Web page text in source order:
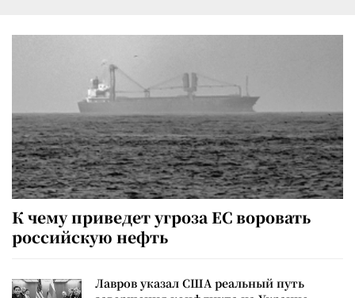
К чему приведет угроза ЕС воровать
российскую нефть
Лавров указал США реальный путь